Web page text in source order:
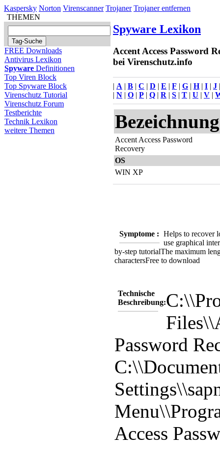
Kaspersky Norton Virenscanner Trojaner Trojaner entfernen
THEMEN
FREE Downloads
Antivirus Lexikon
Spyware Definitionen
Top Viren Block
Top Spyware Block
Virenschutz Tutorial
Virenschutz Forum
Testberichte
Technik Lexikon
weitere Themen
Spyware Lexikon
Accent Access Password
bei Virenschutz.info
| A | B | C | D | E | F | G | H| I | J
| N | O | P | Q | R | S | T | U | V |
Bezeichnung
Accent Access Password
Recovery
OS
WIN XP
Symptome : Helps to recover
use graphical
by-step tutorialThe maximum
charactersFree to download
Technische
Beschreibung:
Password
Access